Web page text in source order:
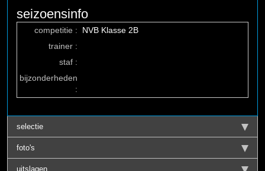
seizoensinfo
competitie :
NVB Klasse 2B
trainer :
staf :
bijzonderheden
:
selectie
foto's
uitslagen